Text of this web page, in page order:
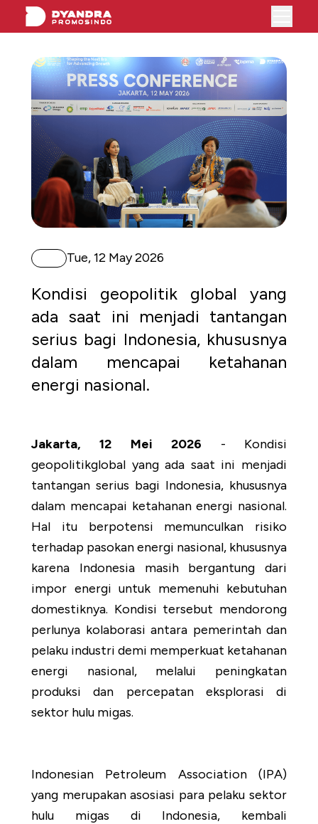
Tue, 12 May 2026
Kondisi geopolitik global yang
ada saat ini menjadi tantangan
serius bagi Indonesia, khususnya
dalam mencapai ketahanan
energi nasional.
Jakarta, 12 Mei 2026 - Kondisi
geopolitikglobal yang ada saat ini menjadi
tantangan serius bagi Indonesia, khususnya
dalam mencapai ketahanan energi nasional.
Hal itu berpotensi memunculkan risiko
terhadap pasokan energi nasional, khususnya
karena Indonesia masih bergantung dari
impor energi untuk memenuhi kebutuhan
domestiknya. Kondisi tersebut mendorong
perlunya kolaborasi antara pemerintah dan
pelaku industri demi memperkuat ketahanan
energi nasional, melalui peningkatan
produksi dan percepatan eksplorasi di
sektor hulu migas.
Indonesian Petroleum Association (IPA)
yang merupakan asosiasi para pelaku sektor
hulu migas di Indonesia, kembali